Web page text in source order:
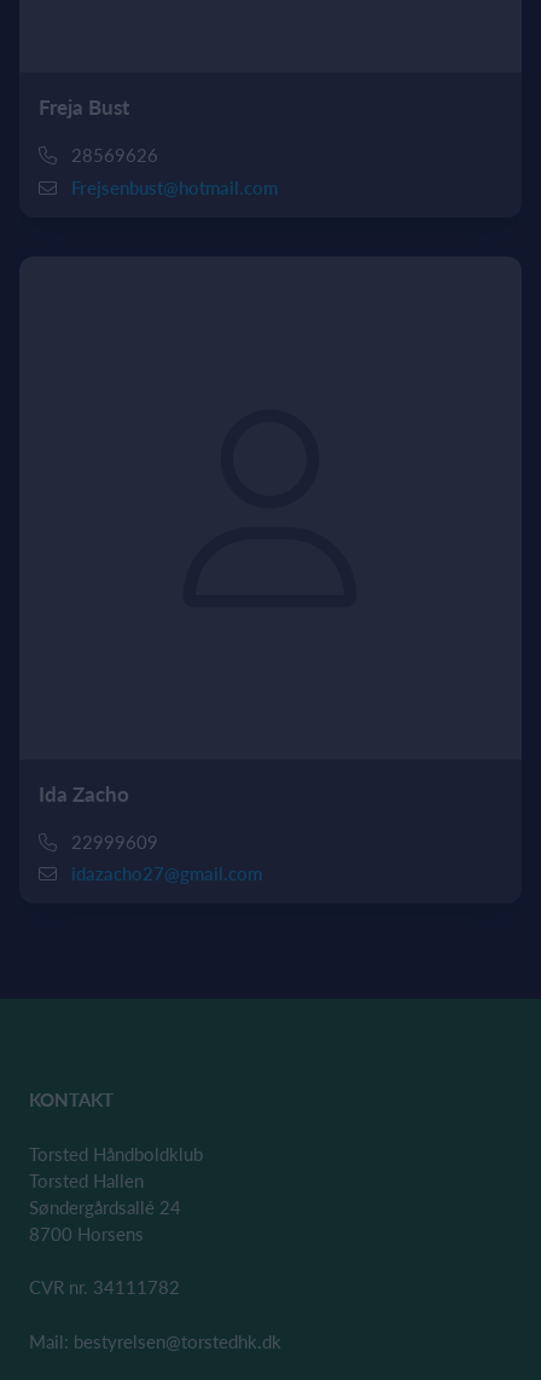
Freja Bust
28569626
Frejsenbust@hotmail.com
Ida Zacho
22999609
idazacho27@gmail.com
KONTAKT
Torsted Håndboldklub
Torsted Hallen
Søndergårdsallé 24
8700 Horsens
CVR nr. 34111782
Mail: bestyrelsen@torstedhk.dk